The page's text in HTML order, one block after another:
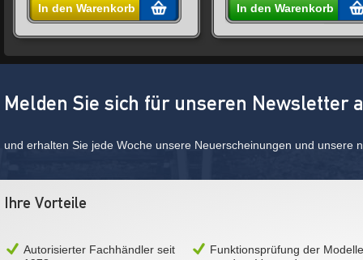
In den Warenkorb In den Warenkorb
Melden Sie sich für unseren Newsletter
und erhalten Sie jede Woche unsere Neuerscheinungen und unsere
Ihre Vorteile
Autorisierter Fachhändler seit
Funktionsprüfung der Modelle